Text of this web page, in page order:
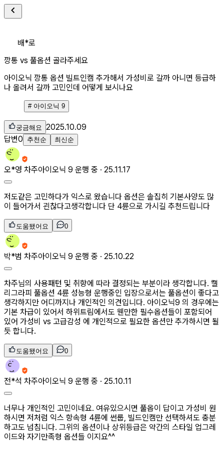
배*로
깡통 vs 풀옵션 골라주세요
아이오닉 깡통 옵션 빌트인캠 추가해서 가성비로 갈까 아니면 등급하
나 올려서 갈까 고민인데 어떻게 보시나요
# 아이오닉 9
궁금해요 2025.10.09
답변0 추천순 최신순
오*영 차주아이오닉 9 운행 중 · 25.11.17
저도같은 고민하다가 익스로 왔습니다 옵션은 솔집히 기본사양도 많
이 들어가서 괸찮다고생각합니다 단 4륜으로 가시길 추천드립니다
도움됐어요 0
박*범 차주아이오닉 9 운행 중 · 25.10.22
차주님의 사용패턴 및 취향에 따라 결정되는 부분이라 생각합니다. 캘
리그라피 풀옵션 4륜 성능형 운행중인 입장으로서는 풀옵션이 좋다고
생각하지만 어디까지나 개인적인 의견입니다. 아이오닉9 의 경우에는
기본 차급이 있어서 하위트림에서도 웬만한 필수옵션들이 포함되어
있어 가성비 vs 고급감성 에 개인적으로 필요한 옵션만 추가하시면 될
듯 합니다.
도움됐어요 0
전*석 차주아이오닉 9 운행 중 · 25.10.11
너무나 개인적인 고민이네요. 여유있으시면 풀옵이 답이고 가성비 원
하시면 저처럼 익스 항속형 4륜에 썬룹, 빌드인캠만 선택하셔도 충분
하고도 넘침니다. 그위의 옵션이나 상위등급은 약간의 스타일 업그레
이드와 자기만족형 옵션들 이지요^^